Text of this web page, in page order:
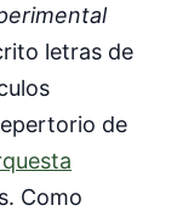
letras de
de
Como